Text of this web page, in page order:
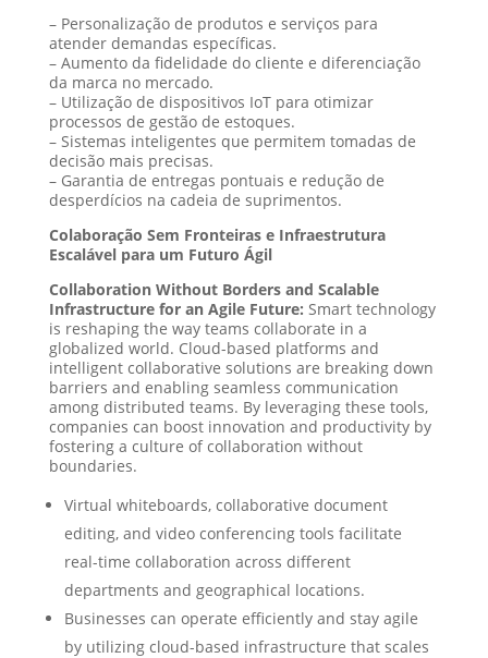
– Personalização de produtos e serviços para
atender demandas específicas.
– Aumento da fidelidade do cliente e diferenciação
da marca no mercado.
– Utilização de dispositivos IoT para otimizar
processos de gestão de estoques.
– Sistemas inteligentes que permitem tomadas de
decisão mais precisas.
– Garantia de entregas pontuais e redução de
desperdícios na cadeia de suprimentos.
Colaboração Sem Fronteiras e Infraestrutura
Escalável para um Futuro Ágil
Collaboration Without Borders and Scalable
Infrastructure for an Agile Future: Smart technology
is reshaping the way teams collaborate in a
globalized world. Cloud-based platforms and
intelligent collaborative solutions are breaking down
barriers and enabling seamless communication
among distributed teams. By leveraging these tools,
companies can boost innovation and productivity by
fostering a culture of collaboration without
boundaries.
Virtual whiteboards, collaborative document
editing, and video conferencing tools facilitate
real-time collaboration across different
departments and geographical locations.
Businesses can operate efficiently and stay agile
by utilizing cloud-based infrastructure that scales